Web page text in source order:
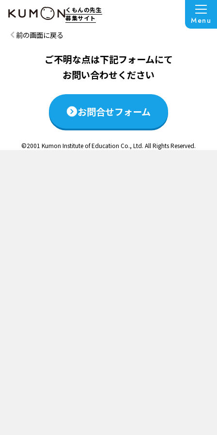
くもんの先生
募集サイト
Menu
この説明会は終了いたしました
前の画面に戻る
ご不明な点は下記フォームにて
お問い合わせください
お問合せフォーム
©2001 Kumon Institute of Education Co., Ltd. All Rights Reserved.